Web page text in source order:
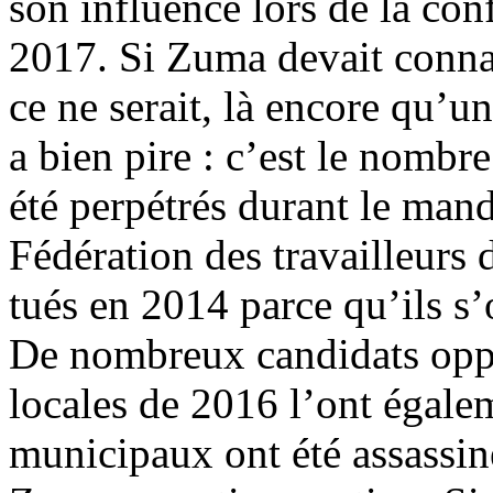
2017. Si Zuma devait
ce ne serait, là encore
a bien pire : c’est le
été perpétrés durant le
Fédération des travailleurs
tués en 2014 parce qu’ils
De nombreux candidats
locales de 2016 l’ont
municipaux ont été